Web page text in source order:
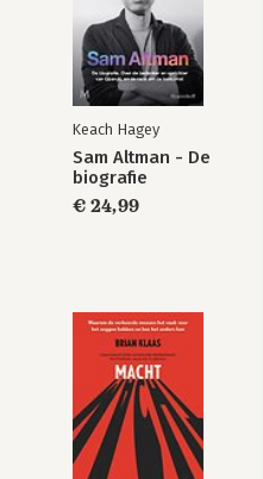
Keach Hagey
Sam Altman - De
biografie
€ 24,99